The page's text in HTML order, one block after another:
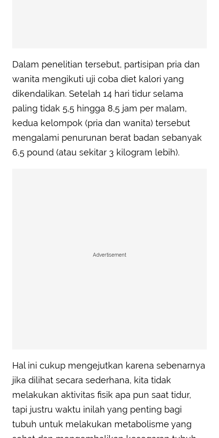
Dalam penelitian tersebut, partisipan pria dan
wanita mengikuti uji coba diet kalori yang
dikendalikan. Setelah 14 hari tidur selama
paling tidak 5,5 hingga 8,5 jam per malam,
kedua kelompok (pria dan wanita) tersebut
mengalami penurunan berat badan sebanyak
6,5 pound (atau sekitar 3 kilogram lebih).
Advertisement
Hal ini cukup mengejutkan karena sebenarnya
jika dilihat secara sederhana, kita tidak
melakukan aktivitas fisik apa pun saat tidur,
tapi justru waktu inilah yang penting bagi
tubuh untuk melakukan metabolisme yang